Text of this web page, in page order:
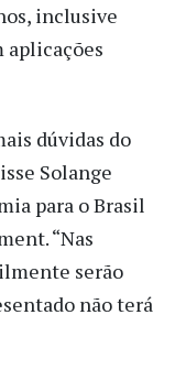
inclusive
aplicações
dúvidas do
Solange
para o Brasil
“Nas
serão
não terá